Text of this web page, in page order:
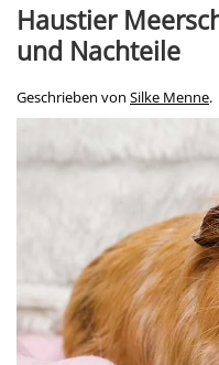
Haustier
und Nachteile
Geschrieben von Silke Menne.